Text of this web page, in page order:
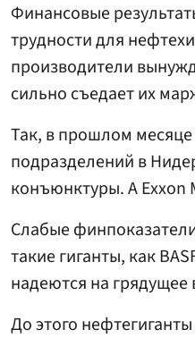
Финансовые
трудности для
производители
сильно съедает их
Так, в прошлом месяце
подразделений в
конъюнктуры. А Exxon
Слабые
такие гиганты, как
надеются на грядущее
До этого нефтегиганты